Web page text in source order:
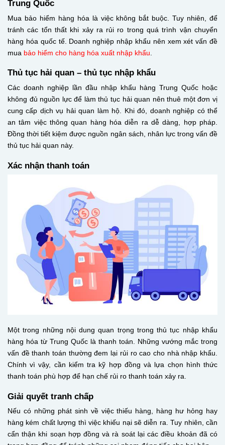
Trung Quốc
Mua bảo hiểm hàng hóa là việc không bắt buộc. Tuy nhiên, để
tránh các tổn thất khi xảy ra rủi ro trong quá trình vận chuyển
hàng hóa quốc tế. Doanh nghiệp nhập khẩu nên xem xét vấn đề
mua bảo hiểm cho hàng hóa xuất nhập khẩu
Thủ tục hải quan – thủ tục nhập khẩu
Các doanh nghiệp lần đầu nhập khẩu hàng Trung Quốc hoặc
không đủ nguồn lực để làm thủ tục hải quan nên thuê một đơn vị
cung cấp dịch vụ hải quan làm hộ. Khi đó, doanh nghiệp có thể
an tâm việc thông quan hàng hóa diễn ra dễ dàng, hợp pháp.
Đồng thời tiết kiệm được nguồn ngân sách, nhân lực trong vấn đề
thủ tục hải quan này.
Xác nhận thanh toán
Một trong những nội dung quan trọng trong thủ tục nhập khẩu
hàng hóa từ Trung Quốc là thanh toán. Những vướng mắc trong
vấn đề thanh toán thường đem lại rủi ro cao cho nhà nhập khẩu.
Chính vì vậy, cần kiểm tra kỹ hợp đồng và lựa chọn hình thức
thanh toán phù hợp để hạn chế rủi ro thanh toán xảy ra.
Giải quyết tranh chấp
Nếu có những phát sinh về việc thiếu hàng, hàng hư hỏng hay
hàng kém chất lượng thì việc khiếu nại sẽ diễn ra. Tuy nhiên, cần
cẩn thận khi soạn hợp đồng và rà soát lại các điều khoản đã có